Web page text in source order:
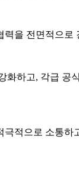
력을 전면적으
화하고, 각급 공
극적으로 소통